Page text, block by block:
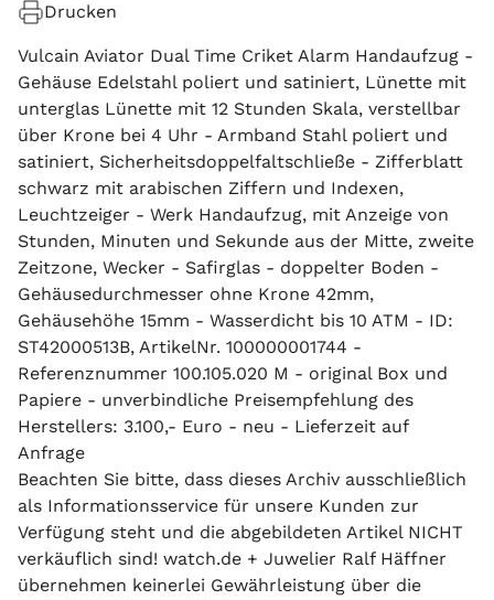
Drucken
Vulcain Aviator Dual Time Criket Alarm Handaufzug -
Gehäuse Edelstahl poliert und satiniert, Lünette mit
unterglas Lünette mit 12 Stunden Skala, verstellbar
über Krone bei 4 Uhr - Armband Stahl poliert und
satiniert, Sicherheitsdoppelfaltschließe - Zifferblatt
schwarz mit arabischen Ziffern und Indexen,
Leuchtzeiger - Werk Handaufzug, mit Anzeige von
Stunden, Minuten und Sekunde aus der Mitte, zweite
Zeitzone, Wecker - Safirglas - doppelter Boden -
Gehäusedurchmesser ohne Krone 42mm,
Gehäusehöhe 15mm - Wasserdicht bis 10 ATM - ID:
ST42000513B, ArtikelNr. 100000001744 -
Referenznummer 100.105.020 M - original Box und
Papiere - unverbindliche Preisempfehlung des
Herstellers: 3.100,- Euro - neu - Lieferzeit auf
Anfrage
Beachten Sie bitte, dass dieses Archiv ausschließlich
als Informationsservice für unsere Kunden zur
Verfügung steht und die abgebildeten Artikel NICHT
verkäuflich sind! watch.de + Juwelier Ralf Häffner
übernehmen keinerlei Gewährleistung über die